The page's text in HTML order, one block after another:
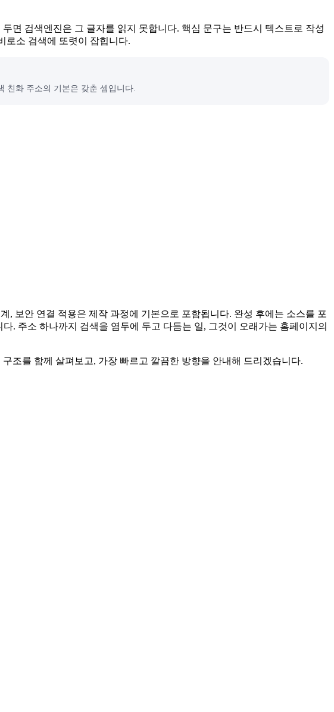
면 검색엔진은 그 글자를 읽지 못합니다. 핵심 문구는 반드시 텍스트로 작성
로소 검색에 또렷이 잡힙니다.
친화 주소의 기본은 갖춘 셈입니다.
, 보안 연결 적용은 제작 과정에 기본으로 포함됩니다. 완성 후에는 소스를 포
. 주소 하나까지 검색을 염두에 두고 다듬는 일, 그것이 오래가는 홈페이지의
조를 함께 살펴보고, 가장 빠르고 깔끔한 방향을 안내해 드리겠습니다.